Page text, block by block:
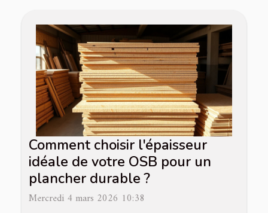
Comment choisir l'épaisseur
idéale de votre OSB pour un
plancher durable ?
Mercredi 4 mars 2026 10:38